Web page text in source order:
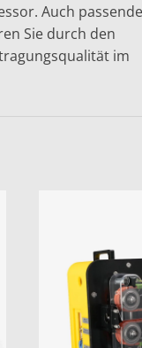
Auch
Sie durch den
im